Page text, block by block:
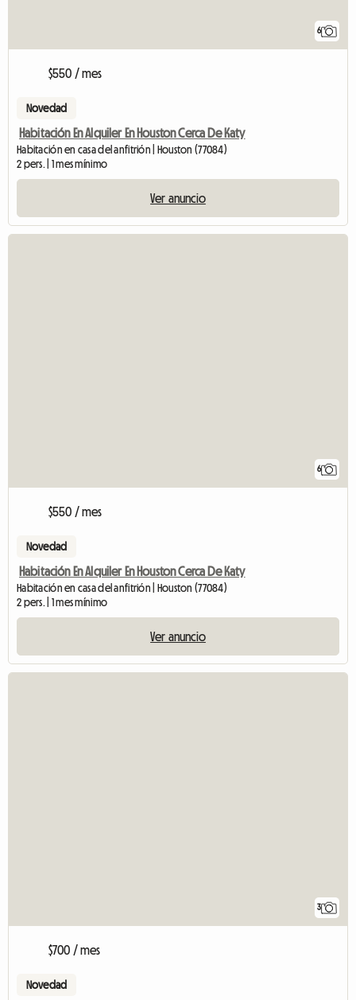
6
$550 / mes
Novedad
Habitación En Alquiler En Houston Cerca De Katy
Habitación en casa del anfitrión | Houston (77084)
2 pers. | 1 mes mínimo
Ver anuncio
6
$550 / mes
Novedad
Habitación En Alquiler En Houston Cerca De Katy
Habitación en casa del anfitrión | Houston (77084)
2 pers. | 1 mes mínimo
Ver anuncio
3
$700 / mes
Novedad